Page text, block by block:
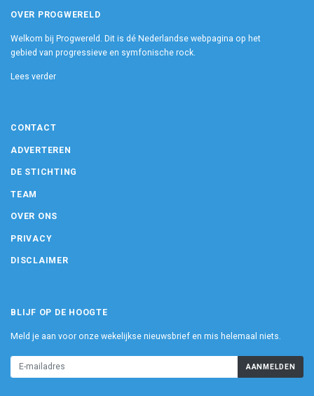
OVER PROGWERELD
Welkom bij Progwereld. Dit is dé Nederlandse webpagina op het
gebied van progressieve en symfonische rock.
Lees verder
CONTACT
ADVERTEREN
DE STICHTING
TEAM
OVER ONS
PRIVACY
DISCLAIMER
BLIJF OP DE HOOGTE
Meld je aan voor onze wekelijkse nieuwsbrief en mis helemaal niets.
AANMELDEN